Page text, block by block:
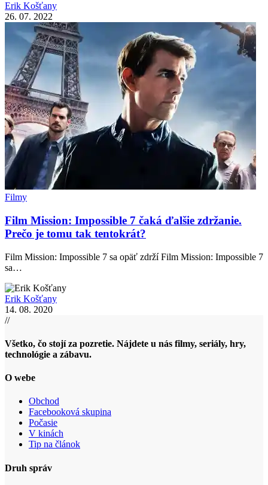
Erik Košťany
26. 07. 2022
Filmy
Film Mission: Impossible 7 čaká ďalšie zdržanie.
Prečo je tomu tak tentokrát?
Film Mission: Impossible 7 sa opäť zdrží Film Mission: Impossible 7
sa…
Erik Košťany
14. 08. 2020
//
Všetko, čo stojí za pozretie. Nájdete u nás filmy, seriály, hry,
technológie a zábavu.
O webe
Obchod
Facebooková skupina
Počasie
V kinách
Tip na článok
Druh správ